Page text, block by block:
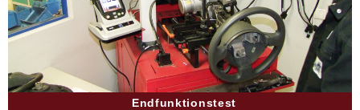
Endfunktionstest